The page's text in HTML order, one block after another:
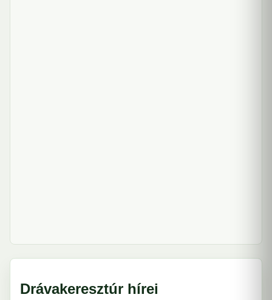
Drávakeresztúr hírei